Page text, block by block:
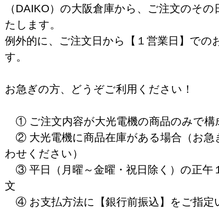
（DAIKO）の大阪倉庫から、ご注文のそ
たします。
例外的に、ご注文日から【１営業日】での
す。
お急ぎの方、どうぞご利用ください！
① ご注文内容が大光電機の商品のみで構
② 大光電機に商品在庫がある場合（お急
わせください）
③ 平日（月曜～金曜・祝日除く）の正午
文
④ お支払方法に【銀行前振込】をご指定